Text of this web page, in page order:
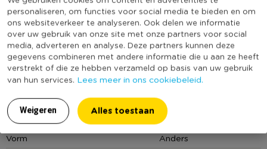
personaliseren, om functies voor social media te bieden en om
ons websiteverkeer te analyseren. Ook delen we informatie
over uw gebruik van onze site met onze partners voor social
media, adverteren en analyse. Deze partners kunnen deze
gegevens combineren met andere informatie die u aan ze heeft
verstrekt of die ze hebben verzameld op basis van uw gebruik
van hun services. Lees meer in ons cookiebeleid.
Weigeren Alles toestaan
Hierdoor kan de hoes gemakkelijk worden verwijderd en
worden gewassen in de wasmachine (maximaal 30°C). Dit
kussen is voorzien van een vulling.
Contactgegevens
Xenos B.V, Schutweg 8, 5145NP Waalwijk, Nederland
Artikelnummer
187051
Online Only
Nee
Materiaal
Polyester
Diameter (cm)
18
Productbreedte (cm)
45
Kleur
Paars
Print
Strepen
Vorm
Anders